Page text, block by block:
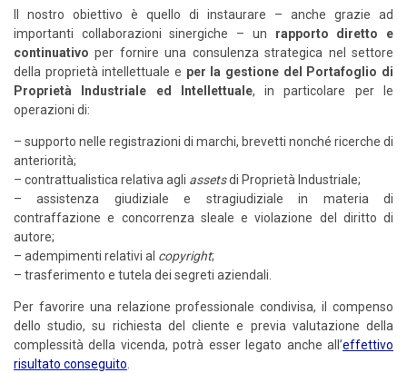
Il nostro obiettivo è quello di instaurare – anche grazie ad
importanti collaborazioni sinergiche – un rapporto diretto e
continuativoper fornire una consulenza strategica nel settore
della proprietà intellettuale e per la gestione del Portafoglio di
Proprietà Industriale ed Intellettuale, in particolare per le
operazioni di:
– supporto nelle registrazioni di marchi, brevetti nonché ricerche di
anteriorità;
– contrattualistica relativa agli assetsdi Proprietà Industriale;
– assistenza giudiziale e stragiudiziale in materia di
contraffazione e concorrenza sleale e violazione del diritto di
autore;
– adempimenti relativi al copyright;
– trasferimento e tutela dei segreti aziendali.
Per favorire una relazione professionale condivisa, il compenso
dello studio, su richiesta del cliente e previa valutazione della
complessità della vicenda, potrà esser legato anche all’effettivo
risultato conseguito